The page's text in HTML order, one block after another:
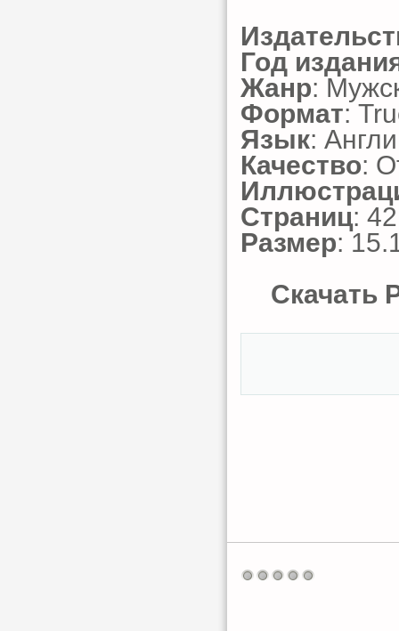
Год
Жанр:
Формат:
Язык:
Качество:
Страниц: 42
Размер:
Скачать